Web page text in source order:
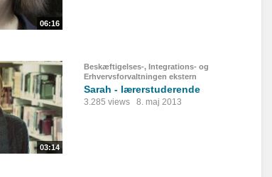
06:16
03:14
Beskæftigelses-, Integrations- og
Erhvervsforvaltningen ekstern
Sarah - lærerstuderende
3.285 views 8. maj 2013